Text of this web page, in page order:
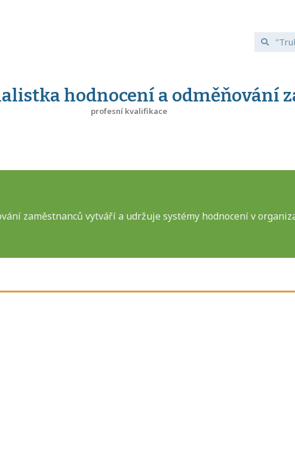
hodnocení a odměňování
profesní kvalifikace
zaměstnanců vytváří a udržuje systémy hodnocení v